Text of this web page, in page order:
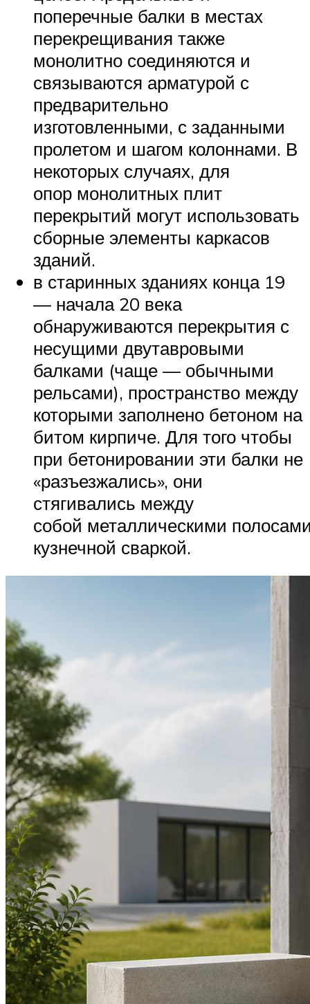
поперечные балки в местах
перекрещивания также
монолитно соединяются и
связываются арматурой с
предварительно
изготовленными, с заданными
пролетом и шагом колоннами. В
некоторых случаях, для
опор монолитных плит
перекрытий могут использовать
сборные элементы каркасов
зданий.
в старинных зданиях конца 19
— начала 20 века
обнаруживаются перекрытия с
несущими двутавровыми
балками (чаще — обычными
рельсами), пространство между
которыми заполнено бетоном на
битом кирпиче. Для того чтобы
при бетонировании эти балки не
«разъезжались», они
стягивались между
собой металлическими
кузнечной сваркой.